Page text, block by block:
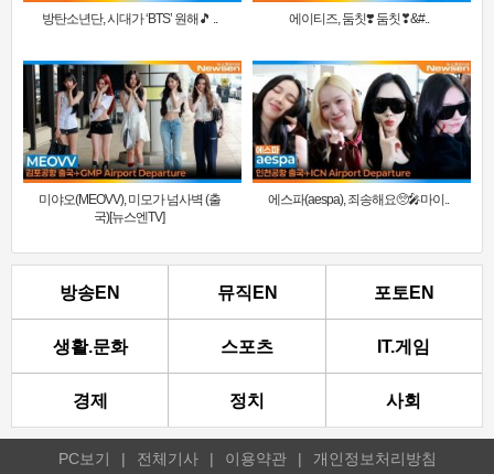
방탄소년단, 시대가 ‘BTS’ 원해🎵 .. 에이티즈, 둠칫❣️ 둠칫❣&#..
미야오(MEOVV), 미모가 넘사벽 (출
국)[뉴스엔TV]
에스파(aespa), 죄송해요🥺🎤마이..
방송EN 뮤직EN 포토EN
생활.문화 스포츠 IT.게임
경제 정치 사회
PC보기 | 전체기사 | 이용약관 | 개인정보처리방침